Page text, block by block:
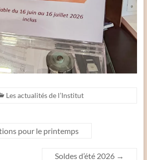
Les actualités de l’Institut
pour le printemps
Soldes d’été 2026 →